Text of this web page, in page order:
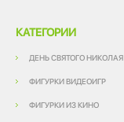
КАТЕГОРИИ
ДЕНЬ СВЯТОГО НИКОЛАЯ
ФИГУРКИ ВИДЕОИГР
ФИГУРКИ ИЗ КИНО